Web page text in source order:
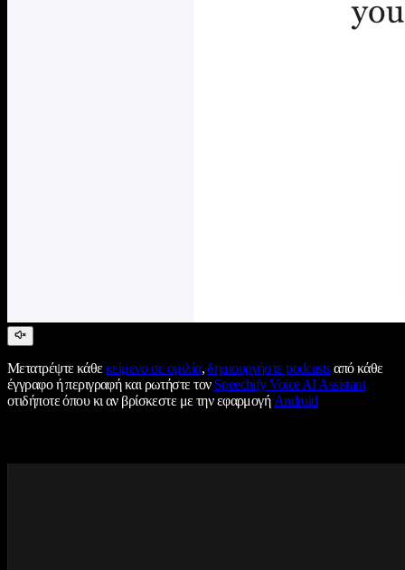
Μετατρέψτε κάθεκείμενο σε ομιλία,δημιουργήστε podcastsαπό κάθε
έγγραφο ή περιγραφή και ρωτήστε τον Speechify Voice AI Assistant
οτιδήποτε όπου κι αν βρίσκεστε με την εφαρμογήAndroid